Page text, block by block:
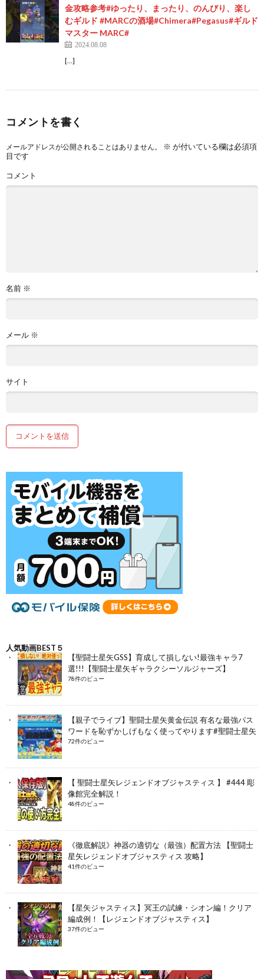
金攻略参考#ゆったり、まったり、のんびり、楽し
むギルド #MARCの酒場#Chimera#Pegasus#ギルド
マスター MARC#
2024.08.08
[…]
コメントを書く
メールアドレスが公開されることはありません。 ※ が付いている欄は必須項
目です
コメント
名前 ※
メール ※
サイト
人気動画BEST５
【聖闘士星矢GSS】育成して損しない!最強キャラ7
選!!!【聖闘士星矢ギャラクシーソルジャーズ】
78件のビュー
【親子でライブ】聖闘士星矢黄金伝説 有名な最強パス
ワードを恥ずかしげもなく使ってやります#聖闘士星矢
72件のビュー
【 聖闘士星矢レジェンドオブジャスティス 】 #444 彫
像館完全解説！
48件のビュー
《徹底解説》神器の適切な（最強）配置方法 【聖闘士
星矢レジェンドオブジャスティス 攻略】
41件のビュー
【星矢ジャスティス】冥王の試練・シオン編！クリア
編成例！【レジェンドオブジャスティス】
37件のビュー